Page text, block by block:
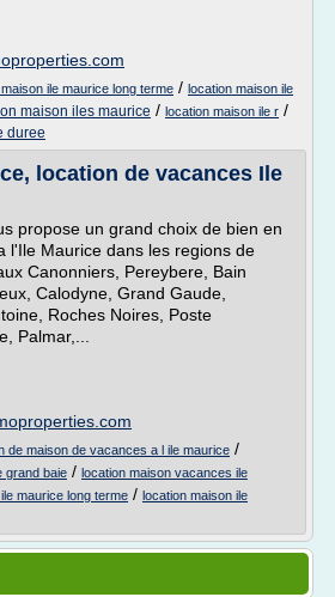
ile maurice long terme / location maison ile
maison iles maurice / location maison ile r /
duree
location de vacances Ile
propose un grand choix de bien en
l'Ile Maurice dans les regions de
Canonniers, Pereybere, Bain
Calodyne, Grand Gaude,
Roches Noires, Poste
Palmar,...
de maison de vacances a l ile maurice /
grand baie / location maison vacances ile
maurice long terme / location maison ile